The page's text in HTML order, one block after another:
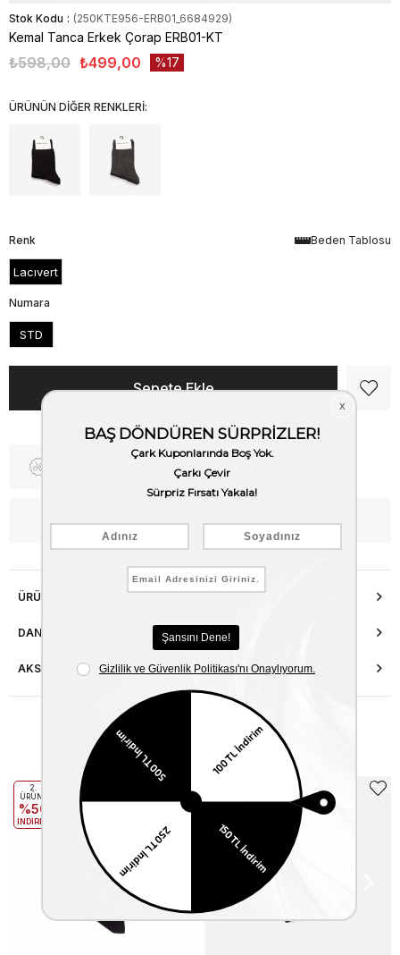
Stok Kodu (250KTE956-ERB01_6684929)
Kemal Tanca Erkek Çorap ERB01-KT
₺598,00 ₺499,00 17
ÜRÜNÜN DİĞER RENKLERİ:
Beden Tablosu
Renk
Lacıvert
Numara
STD
Fiyat Düşünce Haber Ver
WhatsApp’tan Bilgi Al
ÜRÜN ÖZELLIKLERI
DANIŞMA HATTI
AKSESUAR ONARIMI
Benzer Ürünler
2.
ÜRÜNE
%50
INDIRIM